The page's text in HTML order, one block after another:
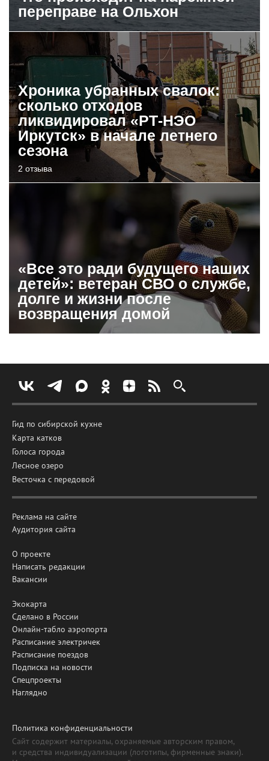
переправе на Ольхон
Хроника убранных свалок:
сколько отходов
ликвидировал «РТ-НЭО
Иркутск» в начале летнего
сезона
2 отзыва
«Все это ради будущего наших
детей»: ветеран СВО о службе,
долге и жизни после
возвращения домой
Гид по сибирской кухне
Карта катков
Голоса города
Лесное озеро
Весточка с передовой
Реклама на сайте
Аудитория сайта
О проекте
Написать редакции
Вакансии
Экокарта
Сделано в России
Онлайн-табло аэропорта
Расписание электричек
Расписание поездов
Подписка на новости
Спецпроекты
Наглядно
Политика конфиденциальности
Сайт содержит материалы, охраняемые авторским правом,
и средства индивидуализации (логотипы, фирменные знаки).